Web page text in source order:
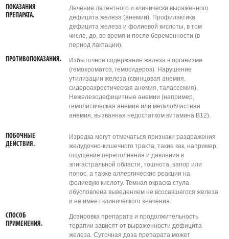
ПОКАЗАНИЯ
ПРЕПАРАТА.
Лечение латентного и клинически выраженного
дефицита железа (анемии). Профилактика
дефицита железа и фолиевой кислоты, в том
числе, до, во время и после беременности (в
период лактации).
ПРОТИВОПОКАЗАНИЯ.
Избыточное содержание железа в организме
(гемохроматоз, гемосидероз). Нарушение
утилизации железа (свинцовая анемия,
сидероахрестическая анемия, талассемия).
Нежелезодефицитные анемии (например,
гемолитическая анемия или мегалобластная
анемия, вызванная недостатком витамина B12).
ПОБОЧНЫЕ
ДЕЙСТВИЯ.
Изредка могут отмечаться признаки раздражения
желудочно-кишечного тракта, такие как, например,
ощущение переполнения и давления в
эпигастральной области, тошнота, запор или
понос, а также аллергические реакции на
фолиевую кислоту. Темная окраска стула
обусловлена выведением не всосавшегося железа
и не имеет клинического значения.
СПОСОБ
ПРИМЕНЕНИЯ.
Дозировка препарата и продолжительность
терапии зависят от выраженности дефицита
железа. Суточная доза препарата может